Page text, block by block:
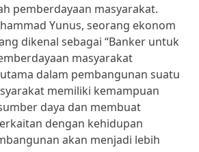
pemberdayaan masyarakat.
Yunus, seorang ekonom
dikenal sebagai “Banker untuk
masyarakat
dalam pembangunan suatu
memiliki kemampuan
daya dan membuat
dengan kehidupan
akan menjadi lebih